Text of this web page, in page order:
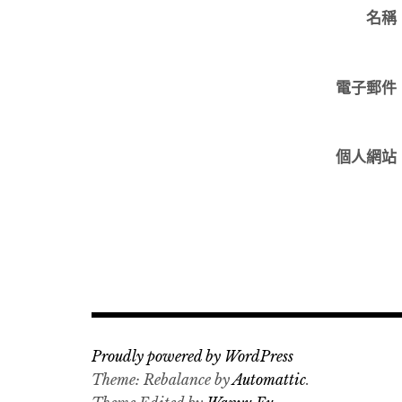
名稱
電子郵件
個人網站
Proudly powered by WordPress
Theme: Rebalance byAutomattic.